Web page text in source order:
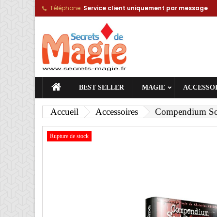
Téléphone: Service client uniquement par message
BEST SELLER MAGIE
Accueil Accessoires Compendium
Rupture de stock